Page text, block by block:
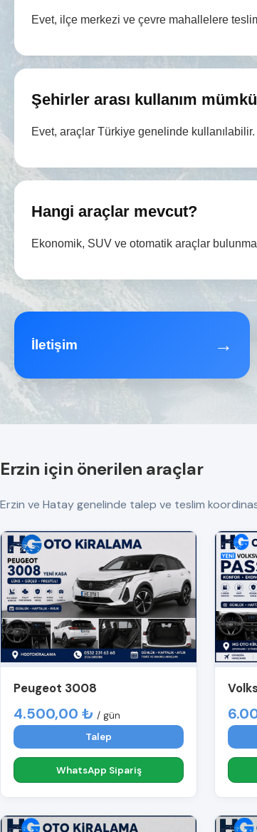
Evet, ilçe merkezi ve çevre mahallelere teslim
Şehirler arası kullanım
Evet, araçlar Türkiye genelinde kullanılabilir.
Hangi araçlar mevcut?
Ekonomik, SUV ve otomatik araçlar
İletişim →
Erzin için önerilen araçlar
Erzin ve Hatay genelinde talep ve teslim
Peugeot 3008
4.500,00 ₺ / gün
Talep
WhatsApp Sipariş